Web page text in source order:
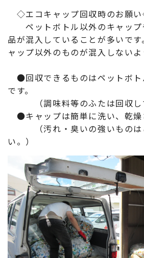
◇エコキャップ回収時のお願
ペットボトル以外のキャップ
品が混入していることが多いで
ャップ以外のものが混入しないよ
●回収できるものはペットボト
です。
（調味料等のふたは回収し
●キャップは簡単に洗い、乾燥
（汚れ・臭いの強いものは
い。）